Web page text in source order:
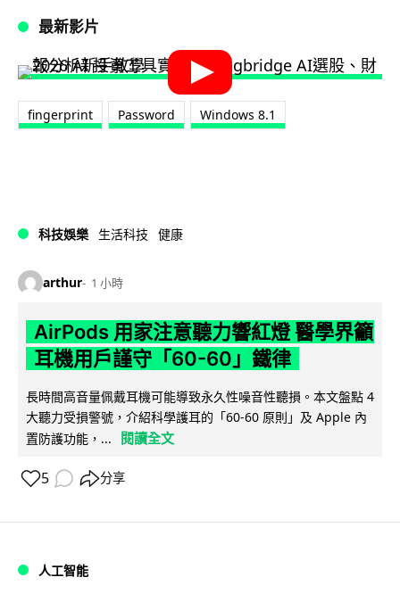
最新影片
fingerprint Password Windows 8.1
科技娛樂 生活科技 健康
arthur 1 小時
AirPods 用家注意聽力響紅燈 醫學界籲
耳機用戶謹守「60-60」鐵律
長時間高音量佩戴耳機可能導致永久性噪音性聽損。本文盤點 4
大聽力受損警號，介紹科學護耳的「60-60 原則」及 Apple 內
置防護功能，...
閱讀全文
5 分享
人工智能